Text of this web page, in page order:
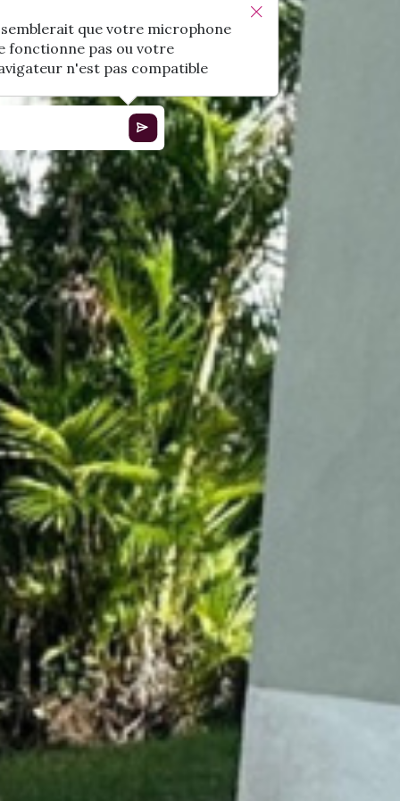
que votre microphone
fonctionne pas ou votre
n'est pas compatible